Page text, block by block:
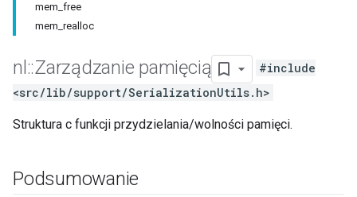
mem_free
mem_realloc
nl ::Zarządzanie pamięcią
#include
<src/lib/support/SerializationUtils.h>
Struktura c funkcji przydzielania/wolności pamięci.
Podsumowanie